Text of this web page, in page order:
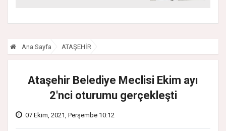
SÜRÜYOR
Ana Sayfa ATAŞEHİR
Ataşehir Belediye Meclisi Ekim ayı
2'nci oturumu gerçekleşti
07 Ekim, 2021, Perşembe 10:12